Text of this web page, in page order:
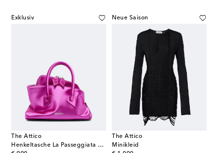
Exklusiv
The Attico
Henkeltasche La Passeggiata Mini aus Satin
Neue Saison
The Attico
Minikleid